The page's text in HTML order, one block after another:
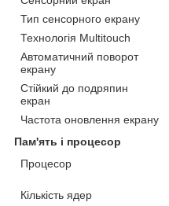
Тип сенсорного екрану
Технологія Multitouch
Автоматичний поворот
екрану
Стійкий до подряпин
екран
Частота оновлення екрану
Пам'ять і процесор
Процесор
Кількість ядер